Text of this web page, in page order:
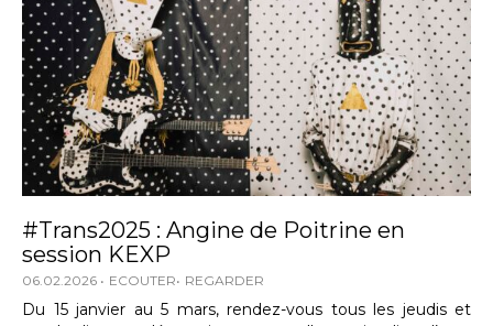
#Trans2025 : Angine de Poitrine en
session KEXP
06.02.2026 ECOUTER REGARDER
Du 15 janvier au 5 mars, rendez-vous tous les jeudis et